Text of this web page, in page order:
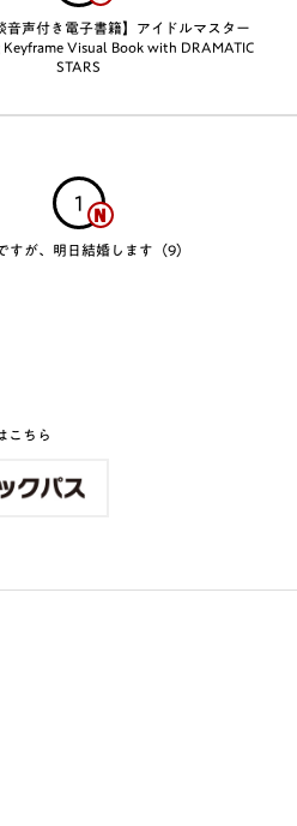
音声付き電子書籍】アイドルマスター
Keyframe Visual Book with DRAMATIC
STARS
1
すが、明日結婚します（9）
こちら